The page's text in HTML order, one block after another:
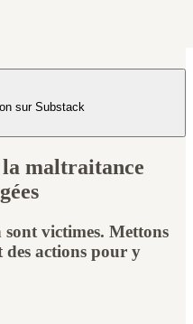
sur Substack
maltraitance
sont victimes. Mettons
des actions pour y